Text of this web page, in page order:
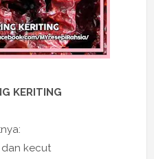
KERITING
kecut